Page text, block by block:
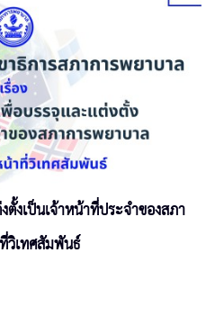
งเป็นเจ้าหน้าที่ประจำของสภา
วิเทศสัมพันธ์